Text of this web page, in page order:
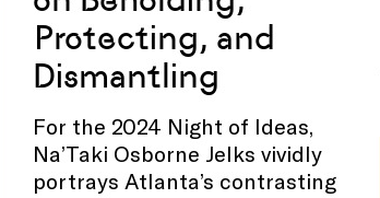
Protecting, and
Dismantling
For the 2024 Night of Ideas,
Na’Taki Osborne Jelks vividly
portrays Atlanta’s contrasting